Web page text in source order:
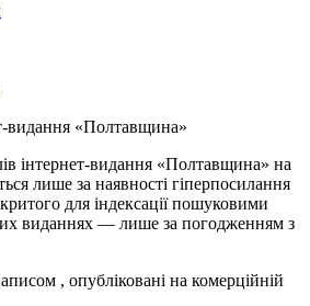
видання «Полтавщина»
інтернет-видання «Полтавщина» на
лише за наявності гіперпосилання
для індексації пошуковими
виданнях — лише за погодженням з
, опубліковані на комерційній